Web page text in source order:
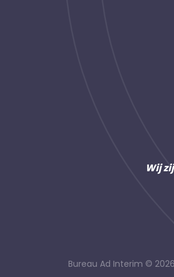
Wij
Bureau Ad Interim ©